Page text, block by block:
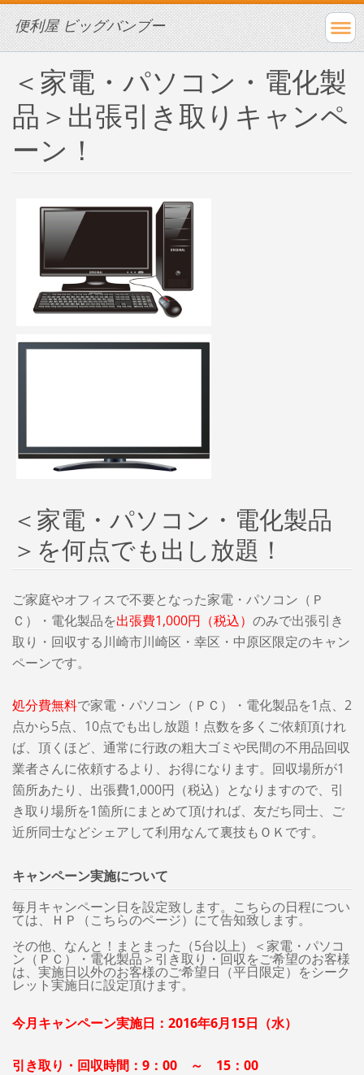
便利屋 ビッグバンブー
＜家電・パソコン・電化製
品＞出張引き取りキャンペ
ーン！
＜家電・パソコン・電化製品
＞を何点でも出し放題！
ご家庭やオフィスで不要となった家電・パソコン（Ｐ
Ｃ）・電化製品を出張費1,000円（税込） のみで出張引き
取り・回収する川崎市川崎区・幸区・中原区限定のキャン
ペーンです。
処分費無料で家電・パソコン（ＰＣ）・電化製品を1点、2
点から5点、10点でも出し放題！点数を多くご依頼頂けれ
ば、頂くほど、通常に行政の粗大ゴミや民間の不用品回収
業者さんに依頼するより、お得になります。回収場所が1
箇所あたり、出張費1,000円（税込）となりますので、引
き取り場所を1箇所にまとめて頂ければ、友だち同士、ご
近所同士などシェアして利用なんて裏技もＯＫです。
キャンペーン実施について
毎月キャンペーン日を設定致します。こちらの日程につい
ては、ＨＰ（こちらのページ）にて告知致します。
その他、なんと！まとまった（5台以上）＜家電・パソコ
ン（ＰＣ）・電化製品＞引き取り・回収をご希望のお客様
は、実施日以外のお客様のご希望日（平日限定）をシーク
レット実施日に設定頂けます。
今月キャンペーン実施日：2016年6月15日（水）
引き取り・回収時間：9：00 ～ 15：00